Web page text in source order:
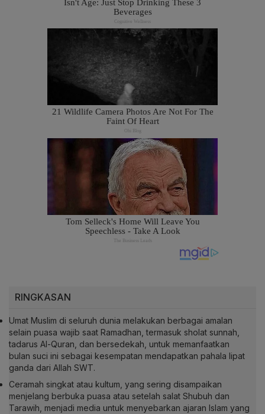
RINGKASAN
Umat Muslim di seluruh dunia melakukan berbagai amalan
selain puasa wajib saat Ramadhan, termasuk sholat sunnah,
tadarus Al-Quran, dan bersedekah, untuk memanfaatkan
bulan suci ini sebagai kesempatan mendapatkan pahala lipat
ganda dari Allah SWT.
Ceramah singkat atau kultum, yang sering disampaikan
menjelang berbuka puasa atau setelah salat Shubuh dan
Tarawih, menjadi media untuk menyebarkan ajaran Islam yang